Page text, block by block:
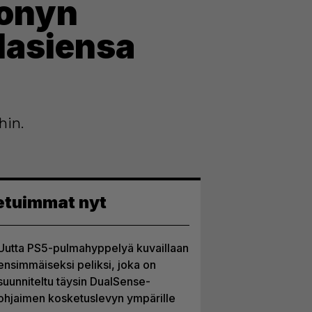
nyt
PS5-pulmahyppelyä kuvaillaan
peliksi, joka on
täysin DualSense-
kosketuslevyn ympärille